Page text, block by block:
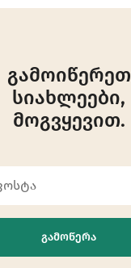
გამოიწერეთ
სიახლეები,
მოგვყევით.
ᲒᲐᲛᲝᲬᲔᲠᲐ